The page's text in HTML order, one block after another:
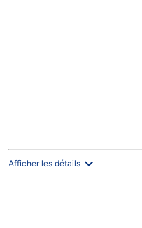
Afficher les détails